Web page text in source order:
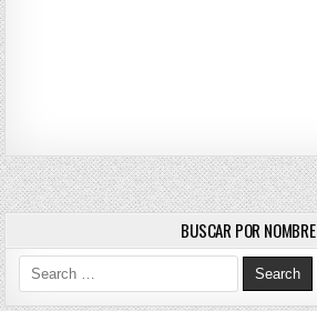
BUSCAR POR NOMBRE
Search for: